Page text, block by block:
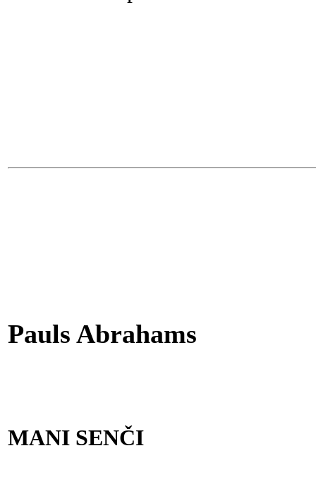
Pauls Abrahams
MANI SENČI